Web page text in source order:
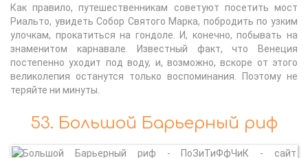
Как правило, путешественникам советуют посетить мост
Риальто, увидеть Собор Святого Марка, побродить по узким
улочкам, прокатиться на гондоле. И, конечно, побывать на
знаменитом карнавале. Известный факт, что Венеция
постепенно уходит под воду, и, возможно, вскоре от этого
великолепия останутся только воспоминания. Поэтому не
теряйте ни минуты.
53. Большой Барьерный риф